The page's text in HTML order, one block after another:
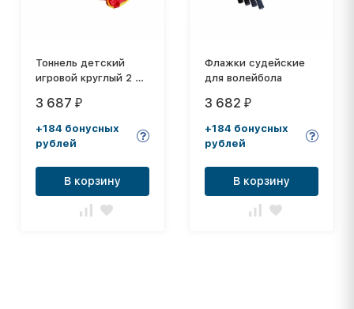
Тоннель детский
игровой круглый 2 м
3 687 ₽
+184 бонусных
рублей
В корзину
Флажки судейские
для волейбола
3 682 ₽
+184 бонусных
рублей
В корзину